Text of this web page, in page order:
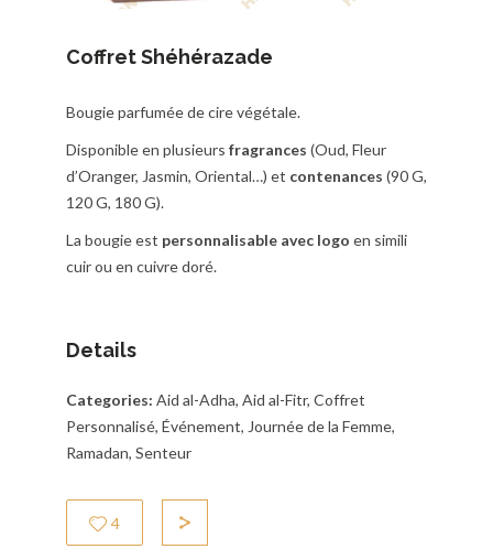
Coffret Shéhérazade
Bougie parfumée de cire végétale.
Disponible en plusieurs fragrances (Oud, Fleur
d’Oranger, Jasmin, Oriental…) et contenances (90 G,
120 G, 180 G).
La bougie est personnalisable avec logo en simili
cuir ou en cuivre doré.
Details
Categories: Aid al-Adha, Aid al-Fitr, Coffret
Personnalisé, Événement, Journée de la Femme,
Ramadan, Senteur
4